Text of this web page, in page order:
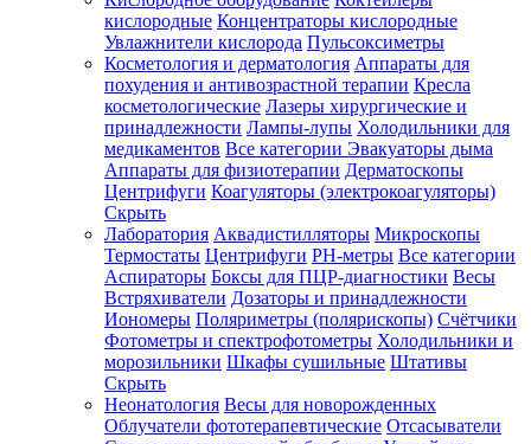
Зарегистрироваться
Зачем
регистрироваться?
Все
покупки
одном
месте
Личный
менеджер
Отслеживание
статуса
заказа
кислородные Концентраторы кислородные
Увлажнители кислорода Пульсоксиметры
Косметология и дерматология Аппараты для
похудения и антивозрастной терапии Кресла
косметологические Лазеры хирургические и
принадлежности Лампы-лупы Холодильники для
медикаментов Все категории Эвакуаторы дыма
Аппараты для физиотерапии Дерматоскопы
Центрифуги Коагуляторы (электрокоагуляторы)
Скрыть
Лаборатория Аквадистилляторы Микроскопы
Термостаты Центрифуги PH-метры Все категории
Аспираторы Боксы для ПЦР-диагностики Весы
Встряхиватели Дозаторы и принадлежности
Иономеры Поляриметры (полярископы) Счётчики
Фотометры и спектрофотометры Холодильники и
морозильники Шкафы сушильные Штативы
Скрыть
Неонатология Весы для новорожденных
Облучатели фототерапевтические Отсасыватели